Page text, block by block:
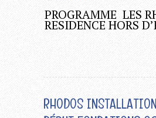
PROGRAMME LES
RESIDENCE HORS
RHODOS